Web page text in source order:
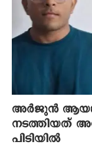
അർജുൻ
നടത്തിയത്
പിടിയിൽ